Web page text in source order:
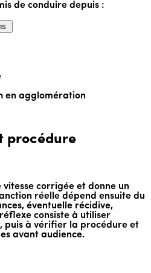
de conduire depuis :
en agglomération
procédure
corrigée et donne un
réelle dépend ensuite du
éventuelle récidive,
consiste à utiliser
puis à vérifier la procédure et
avant audience.